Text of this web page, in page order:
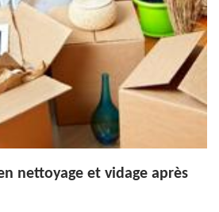
nettoyage et vidage après